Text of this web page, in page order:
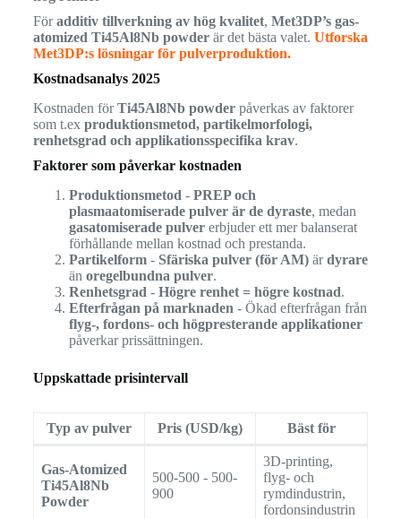
Föradditiv tillverkning av hög kvalitet, Met3DP’s gas-
atomized Ti45Al8Nb powderär det bästa valet. Utforska
Met3DP:s lösningar för pulverproduktion.
Kostnadsanalys 2025
Kostnaden förTi45Al8Nb powderpåverkas av faktorer
som t.ex produktionsmetod, partikelmorfologi,
renhetsgrad och applikationsspecifika krav.
Faktorer som påverkar kostnaden
Produktionsmetod - PREP och
plasmaatomiserade pulver är de dyraste, medan
gasatomiserade pulvererbjuder ett mer balanserat
förhållande mellan kostnad och prestanda.
Partikelform- Sfäriska pulver (för AM)ärdyrare
än oregelbundna pulver.
Renhetsgrad - Högre renhet = högre kostnad.
Efterfrågan på marknaden - Ökad efterfrågan från
flyg-, fordons- och högpresterande applikationer
påverkar prissättningen.
Uppskattade prisintervall
Typ av pulver Pris (USD/kg) Bäst för
Gas-Atomized
Ti45Al8Nb
Powder
500-500 - 500-
900
3D-printing,
flyg- och
rymdindustrin,
fordonsindustrin